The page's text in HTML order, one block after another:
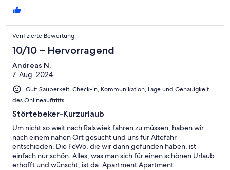
1
Verifizierte Bewertung
10/10 – Hervorragend
Andreas N.
7. Aug. 2024
Gut: Sauberkeit, Check-in, Kommunikation, Lage und Genauigkeit
des Onlineauftritts
Störtebeker-Kurzurlaub
Um nicht so weit nach Ralswiek fahren zu müssen, haben wir
nach einem nahen Ort gesucht und uns für Altefähr
entschieden. Die FeWo, die wir dann gefunden haben, ist
einfach nur schön. Alles, was man sich für einen schönen Urlaub
erhofft und wünscht, ist da. Apartment Apartment